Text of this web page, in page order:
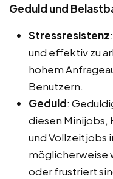
Geduld und
Stressresistenz
und effektiv zu
hohem
Benutzern.
Geduld:
diesen
und Vollzeitjobs
möglicherweise
oder frustriert